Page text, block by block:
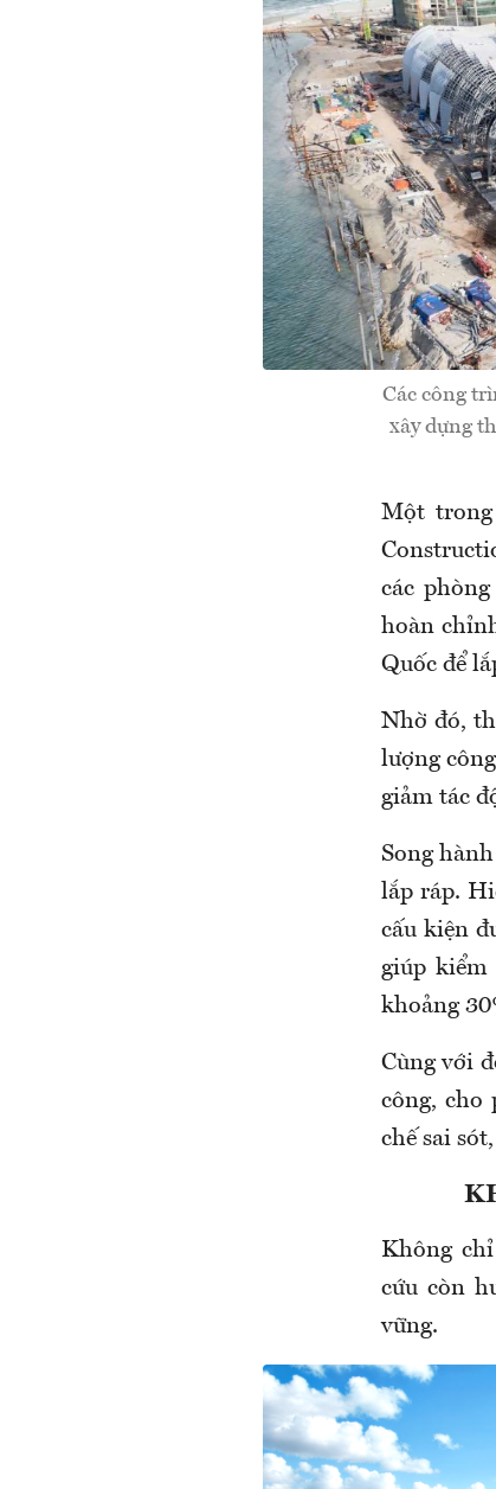
Các công
xây dựng
Một trong
các
hoàn
Quốc để
Nhờ đó,
lượng
giảm tác
Song
lắp ráp.
cấu kiện
giúp kiểm
khoảng
Cùng với
công, cho
chế sai
Không
cứu còn
vững.